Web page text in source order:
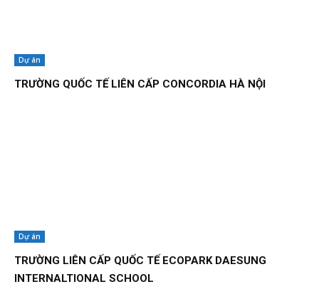
Dự án
TRƯỜNG QUỐC TẾ LIÊN CẤP CONCORDIA HÀ NỘI
Dự án
TRƯỜNG LIÊN CẤP QUỐC TẾ ECOPARK DAESUNG
INTERNALTIONAL SCHOOL